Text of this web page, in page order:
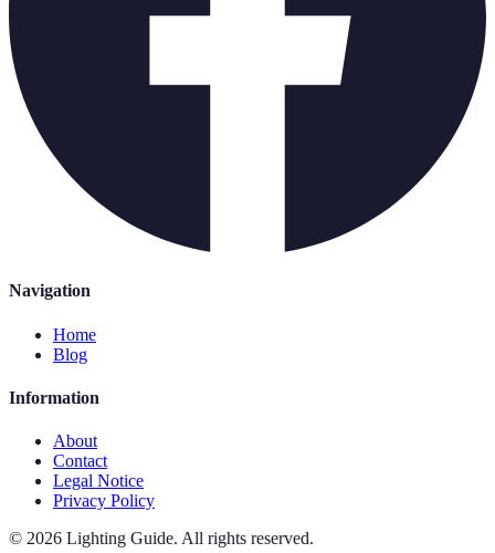
Navigation
Home
Blog
Information
About
Contact
Legal Notice
Privacy Policy
© 2026 Lighting Guide. All rights reserved.